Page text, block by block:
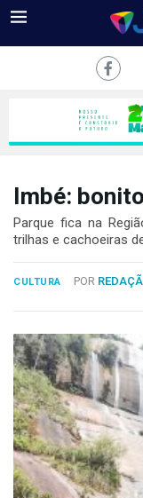
TV
COLUNAS
CONOSCO
Copyright
2024
Desenvolvido
por
Hesea
Tecnologia
Imbé:
Parque fica na
trilhas e cachoeiras
CULTURA POR